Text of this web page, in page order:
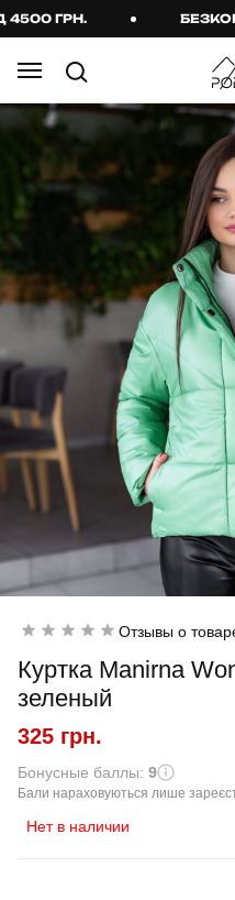
ГРН.
Отзывы о
Куртка Manirna
зеленый
325 грн.
Бонусные баллы: 9
Бали нараховуються лише
Нет в наличии